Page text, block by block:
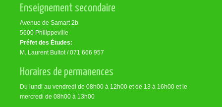
Enseignement secondaire
Avenue de Samart 2b
5600 Philippeville
Préfet des Études:
M. Laurent Bultot / 071 666 957
Horaires de permanences
Du lundi au vendredi de 08h00 à 12h00 et de 13 à 16h00 et le
mercredi de 08h00 à 13h00